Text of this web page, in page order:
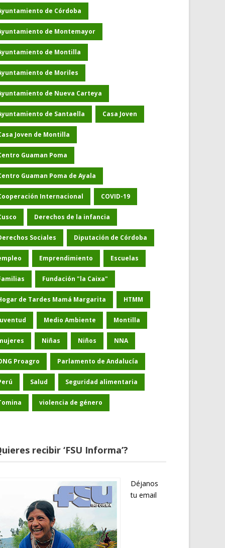
de Córdoba
de Montemayor
de Montilla
de Moriles
de Nueva Carteya
de Santaella Casa Joven
Joven de Montilla
Guaman Poma
Guaman Poma de Ayala
Internacional COVID-19
Derechos de la infancia
Sociales Diputación de Córdoba
Emprendimiento Escuelas
Fundación "la Caixa"
de Tardes Mamá Margarita HTMM
Medio Ambiente Montilla
Niñas Niños NNA
Proagro Parlamento de Andalucía
Salud Seguridad alimentaria
violencia de género
recibir ‘FSU Informa’?
Déjanos
tu email